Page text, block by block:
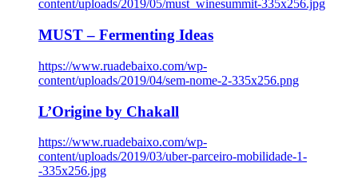
content/uploads/2019/05/must_winesummit-335x256.jpg
MUST – Fermenting Ideas
https://www.ruadebaixo.com/wp-
content/uploads/2019/04/sem-nome-2-335x256.png
L’Origine by Chakall
https://www.ruadebaixo.com/wp-
content/uploads/2019/03/uber-parceiro-mobilidade-1-
-335x256.jpg